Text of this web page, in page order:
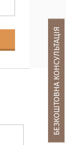
БЕЗКОШТОВНА КОНСУЛЬТАЦІЯ